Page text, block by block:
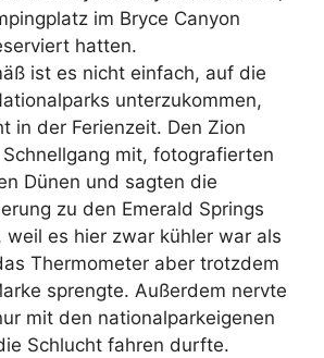
im Bryce Canyon
hatten.
ist es nicht einfach, auf die
unterzukommen,
in der Ferienzeit. Den Zion
mit, fotografierten
Dünen und sagten die
zu den Emerald Springs
weil es hier zwar kühler war als
Thermometer aber trotzdem
sprengte. Außerdem nervte
mit den nationalparkeigenen
Schlucht fahren durfte.